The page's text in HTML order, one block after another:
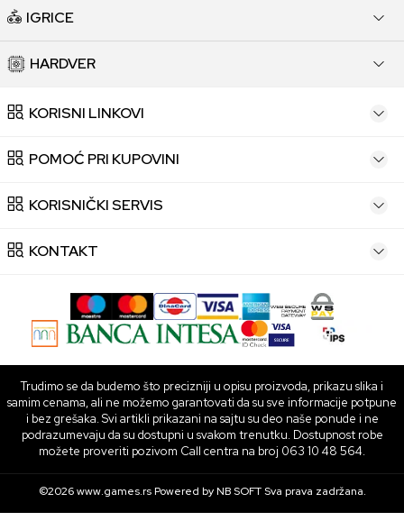
IGRICE
HARDVER
KORISNI LINKOVI
POMOĆ PRI KUPOVINI
KORISNIČKI SERVIS
KONTAKT
Trudimo se da budemo što precizniji u opisu proizvoda, prikazu slika i
samim cenama, ali ne možemo garantovati da su sve informacije potpune
i bez grešaka. Svi artikli prikazani na sajtu su deo naše ponude i ne
podrazumevaju da su dostupni u svakom trenutku. Dostupnost robe
možete proveriti pozivom Call centra na broj 063 10 48 564.
©2026www.games.rs Powered byNB SOFTSva prava zadržana.